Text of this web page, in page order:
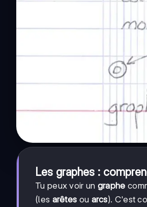
Les graphes :
Tu peux voir un graphe
(les arêtes ou arcs). C'est